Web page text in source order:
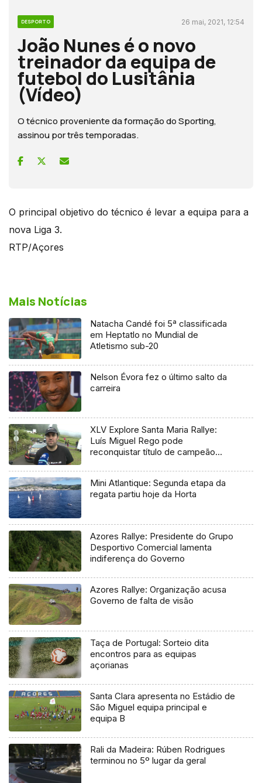
DESPORTO 26 mai, 2021, 12:54
João Nunes é o novo
treinador da equipa de
futebol do Lusitânia
(Vídeo)
O técnico proveniente da formação do Sporting,
assinou por três temporadas.
O principal objetivo do técnico é levar a equipa para a
nova Liga 3.
RTP/Açores
Mais Notícias
Natacha Candé foi 5ª classificada
em Heptatlo no Mundial de
Atletismo sub-20
Nelson Évora fez o último salto da
carreira
XLV Explore Santa Maria Rallye:
Luís Miguel Rego pode
reconquistar título de campeão
Mini Atlantique: Segunda etapa da
regata partiu hoje da Horta
Azores Rallye: Presidente do Grupo
Desportivo Comercial lamenta
indiferença do Governo
Azores Rallye: Organização acusa
Governo de falta de visão
Taça de Portugal: Sorteio dita
encontros para as equipas
açorianas
Santa Clara apresenta no Estádio de
São Miguel equipa principal e
equipa B
Rali da Madeira: Rúben Rodrigues
terminou no 5º lugar da geral